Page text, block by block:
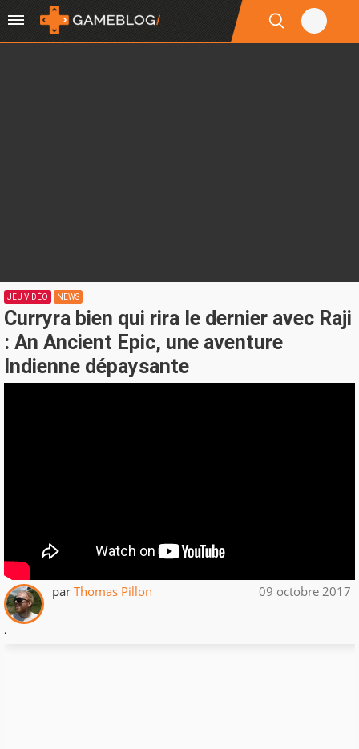
JEU VIDÉO NEWS
Curryra bien qui rira le dernier avec Raji
: An Ancient Epic, une aventure
Indienne dépaysante
par Thomas Pillon 09 octobre 2017
.